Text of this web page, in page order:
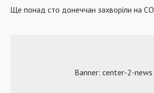
Ще понад сто донеччан захворіли на